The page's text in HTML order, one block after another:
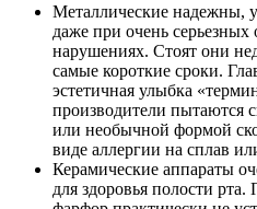
Металлические надежны,
даже при очень серьезных
нарушениях. Стоят они
самые короткие сроки.
эстетичная улыбка
производители пытаются
или необычной формой
виде аллергии на сплав
Керамические аппараты
для здоровья полости